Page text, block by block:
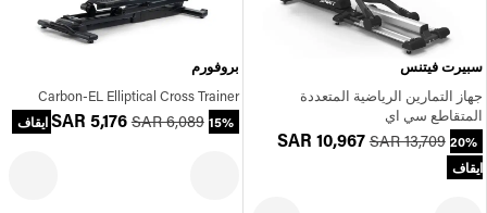
سبيرت فيتنس
جهاز التمارين الرياضية المتعددة
المتقاطع سي اي
SAR 10,967 SAR 13,709 20%
ايقاف
بروفورم
Carbon-EL Elliptical Cross Trainer
SAR 5,176 SAR 6,089 15% ايقاف